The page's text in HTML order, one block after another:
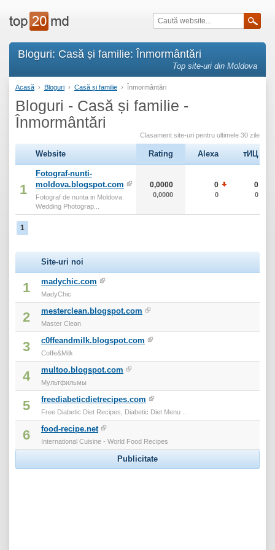
Bloguri: Casă și familie: Înmormântări
Top site-uri din Moldova
Acasă › Bloguri › Casă și familie › Înmormântări
Bloguri - Casă și familie -
Înmormântări
Clasament site-uri pentru ultimele 30 zile
Website Rating Alexa тИЦ
1
Fotograf-nunti-
moldova.blogspot.com
Fotograf de nunta in Moldova.
Wedding Photograp...
0,0000
0,0000
0
0
0
0
1
Site-uri noi
1 madychic.com
MadyChic
2 mesterclean.blogspot.com
Master Clean
3 c0ffeandmilk.blogspot.com
Coffe&Milk
4 multoo.blogspot.com
Мультфильмы
5 freediabeticdietrecipes.com
Free Diabetic Diet Recipes, Diabetic Diet Menu ...
6 food-recipe.net
International Cuisine - World Food Recipes
Publicitate